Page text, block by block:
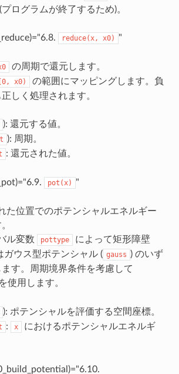
ログラムが終了するため)。
reduce(x, x0) "
の周期で還元します。
[0, x0)
の範囲にマッピングします。負
しく処理されます。
): 還元する値。
): 周期。
: 還元された値。
pot(x) "
た位置でのポテンシャルエネルギー
ル変数 pottype
によって矩形障壁
ガウス型ポテンシャル ( gauss ) のいず
す。周期境界条件を考慮して
使用します。
): ポテンシャルを評価する空間座標。
: x
におけるポテンシャルエネルギ